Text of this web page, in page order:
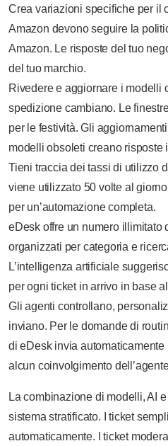
Crea variazioni specifiche per il
Amazon devono seguire la
Amazon. Le risposte del tuo
del tuo marchio.
Rivedere e aggiornare i modelli
spedizione cambiano. Le
per le festività. Gli
modelli obsoleti creano risposte
Tieni traccia dei tassi di utilizzo
viene utilizzato 50 volte al
per un’automazione completa.
eDesk offre un numero illimitato
organizzati per categoria e
L’intelligenza artificiale
per ogni ticket in arrivo in base
Gli agenti controllano,
inviano. Per le domande di
di eDesk invia
alcun coinvolgimento
La combinazione di modelli, AI
sistema stratificato. I ticket
automaticamente. I ticket